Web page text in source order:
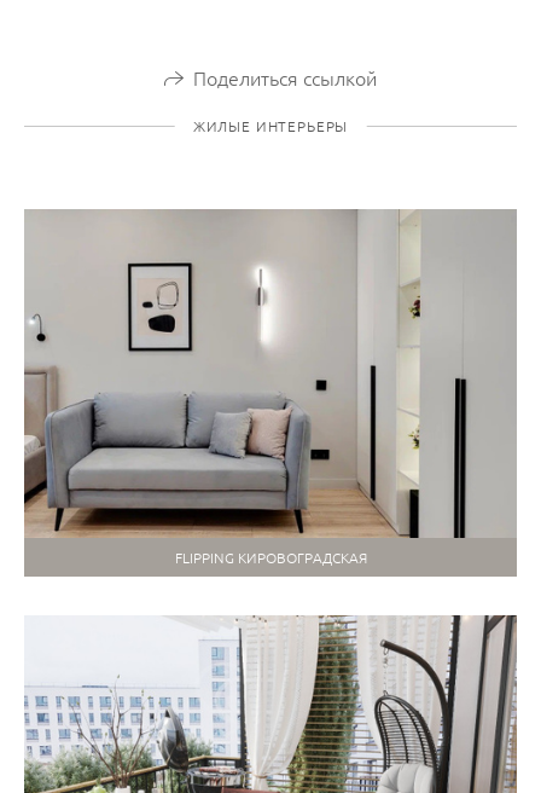
Поделиться ссылкой
ЖИЛЫЕ ИНТЕРЬЕРЫ
FLIPPING КИРОВОГРАДСКАЯ